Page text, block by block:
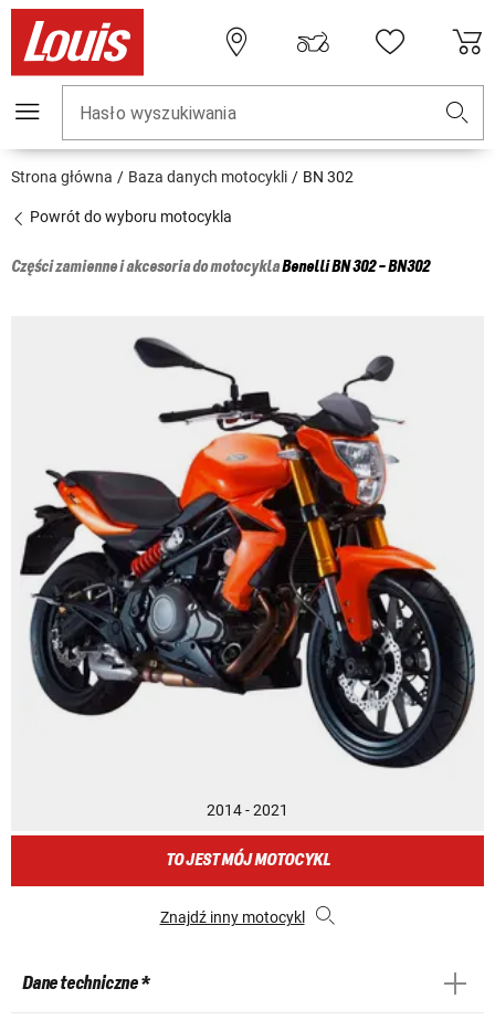
Hasło wyszukiwania
Strona główna Baza danych motocykli BN 302
Powrót do wyboru motocykla
Części zamienne i akcesoria do motocyklaBenelliBN 302 - BN302
2014 - 2021
TO JEST MÓJ MOTOCYKL
Znajdź inny motocykl
Dane techniczne *